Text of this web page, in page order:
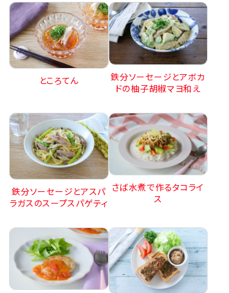
ところてん
鉄分ソーセージとアボカ
ドの柚子胡椒マヨ和え
鉄分ソーセージとアスパ
ラガスのスープスパゲティ
さば水煮で作るタコライ
ス